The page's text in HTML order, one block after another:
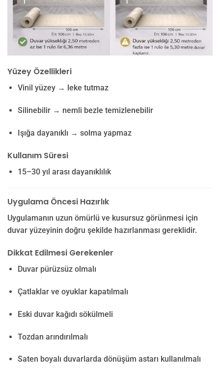
Yüzey Özellikleri
Vinil yüzey → leke tutmaz
Silinebilir → nemli bezle temizlenebilir
Işığa dayanıklı → solma yapmaz
Kullanım Süresi
15–30 yıl arası dayanıklılık
Uygulama Öncesi Hazırlık
Uygulamanın uzun ömürlü ve kusursuz görünmesi için
duvar yüzeyinin doğru şekilde hazırlanması gereklidir.
Dikkat Edilmesi Gerekenler
Duvar pürüzsüz olmalı
Çatlaklar ve oyuklar kapatılmalı
Eski duvar kağıdı sökülmeli
Tozdan arındırılmalı
Saten boyalı duvarlarda dönüşüm astarı kullanılmalı